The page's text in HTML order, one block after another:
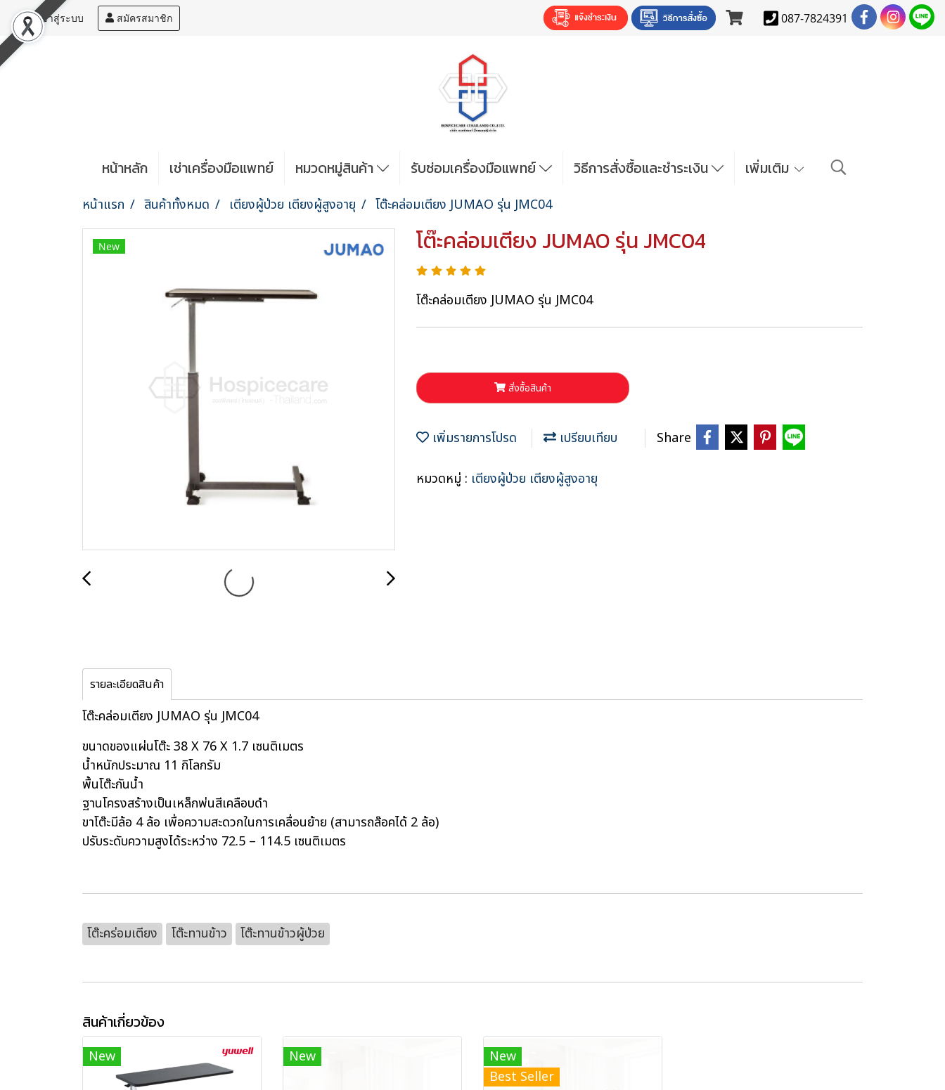
เข้าสู่ระบบ สมัครสมาชิก 087-7824391
หน้าหลัก เช่าเครื่องมือแพทย์ หมวดหมู่สินค้า รับซ่อมเครื่องมือแพทย์ วิธีการสั่งซื้อและชำระเงิน เพิ่มเติม
หน้าแรก สินค้าทั้งหมด เตียงผู้ป่วย เตียงผู้สูงอายุ โต๊ะคล่อมเตียง JUMAO รุ่น JMC04
New โต๊ะคล่อมเตียง JUMAO รุ่น JMC04
โต๊ะคล่อมเตียง JUMAO รุ่น JMC04
สั่งซื้อสินค้า
เพิ่มรายการโปรด เปรียบเทียบ Share
หมวดหมู่ : เตียงผู้ป่วย เตียงผู้สูงอายุ
รายละเอียดสินค้า
โต๊ะคล่อมเตียง JUMAO รุ่น JMC04
ขนาดของแผ่นโต๊ะ 38 X 76 X 1.7 เซนติเมตร
น้ำหนักประมาณ 11 กิโลกรัม
พื้นโต๊ะกันน้ำ
ฐานโครงสร้างเป็นเหล็กพ่นสีเคลือบดำ
ขาโต๊ะมีล้อ 4 ล้อ เพื่อความสะดวกในการเคลื่อนย้าย (สามารถล๊อคได้ 2 ล้อ)
ปรับระดับความสูงได้ระหว่าง 72.5 – 114.5 เซนติเมตร
โต๊ะคร่อมเตียง โต๊ะทานข้าว โต๊ะทานข้าวผู้ป่วย
สินค้าเกี่ยวข้อง
New New
New
Best Seller